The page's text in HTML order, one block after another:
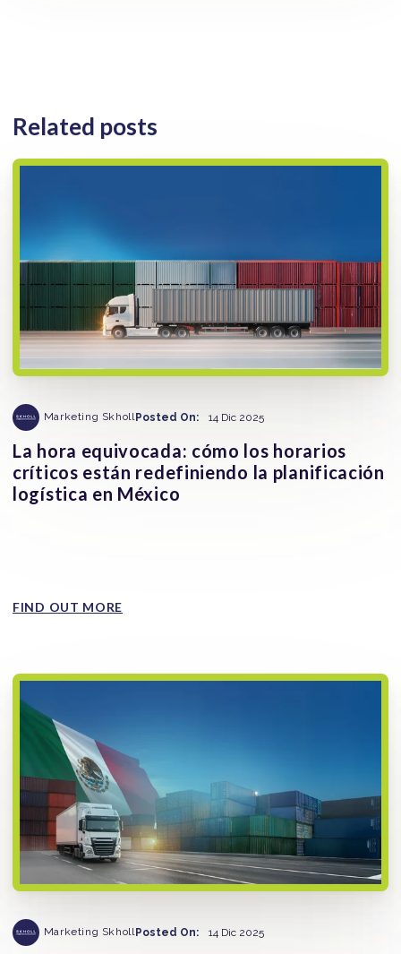
Related posts
Marketing SkhollPosted On: 14 Dic 2025
La hora equivocada: cómo los horarios
críticos están redefiniendo la planificación
logística en México
FIND OUT MORE
Marketing SkhollPosted On: 14 Dic 2025